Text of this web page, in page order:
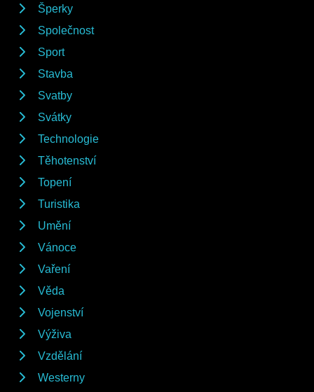
Šperky
Společnost
Sport
Stavba
Svatby
Svátky
Technologie
Těhotenství
Topení
Turistika
Umění
Vánoce
Vaření
Věda
Vojenství
Výživa
Vzdělání
Westerny